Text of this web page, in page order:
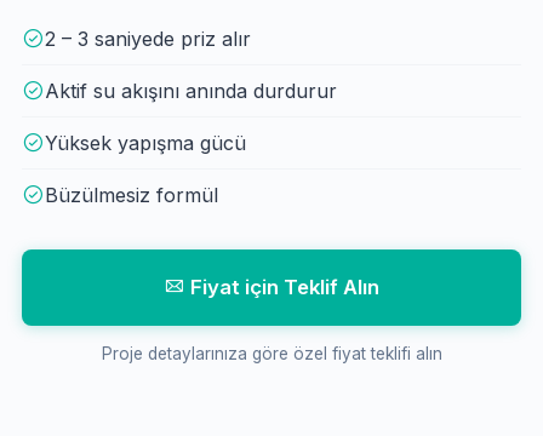
2 – 3 saniyede priz alır
Aktif su akışını anında durdurur
Yüksek yapışma gücü
Büzülmesiz formül
Fiyat için Teklif Alın
Proje detaylarınıza göre özel fiyat teklifi alın